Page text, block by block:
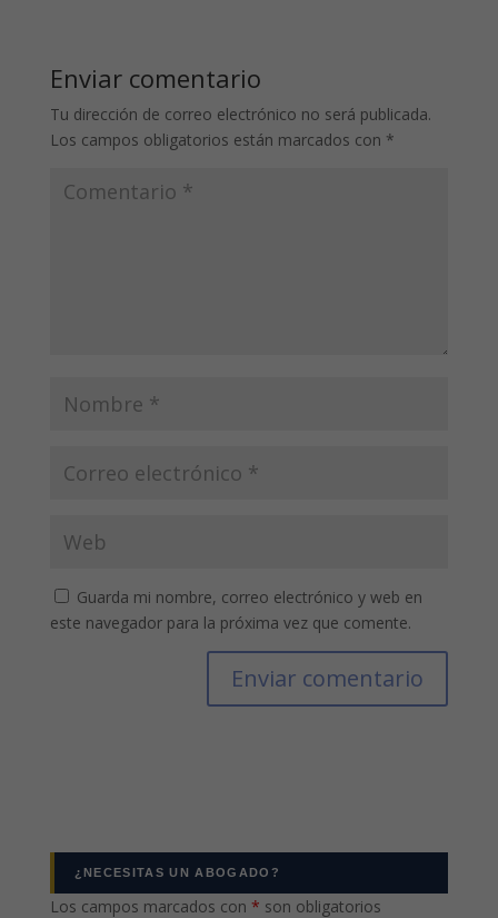
Enviar comentario
Tu dirección de correo electrónico no será publicada.
Los campos obligatorios están marcados con *
Guarda mi nombre, correo electrónico y web en
este navegador para la próxima vez que comente.
¿NECESITAS UN ABOGADO?
Los campos marcados con * son obligatorios